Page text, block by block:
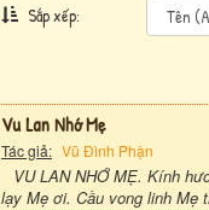
Sắp xếp:
Vu Lan Nhớ Mẹ
Tác giả: Vũ Đình Phận
VU LAN NHỚ MẸ. Kính
lạy Mẹ ơi. Cầu vong linh Mẹ